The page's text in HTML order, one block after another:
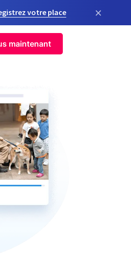
votre place ×
maintenant